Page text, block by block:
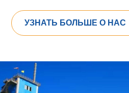
УЗНАТЬ БОЛЬШЕ О НАС